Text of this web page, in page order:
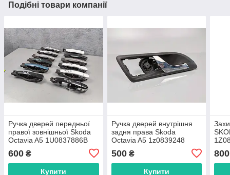
Подібні товари компанії
Ручка дверей передньої
правої зовнішньої Skoda
Octavia A5 1U0837886B
600 ₴
Купити
Ручка дверей внутрішня
задня права Skoda
Octavia A5 1z0839248
500₴
Купити
800